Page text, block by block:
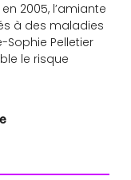
2005, l’amiante
à des maladies
Sophie Pelletier
le risque